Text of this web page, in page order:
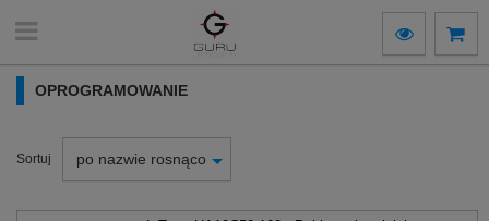
OPROGRAMOWANIE
Sortuj po nazwie rosnąco